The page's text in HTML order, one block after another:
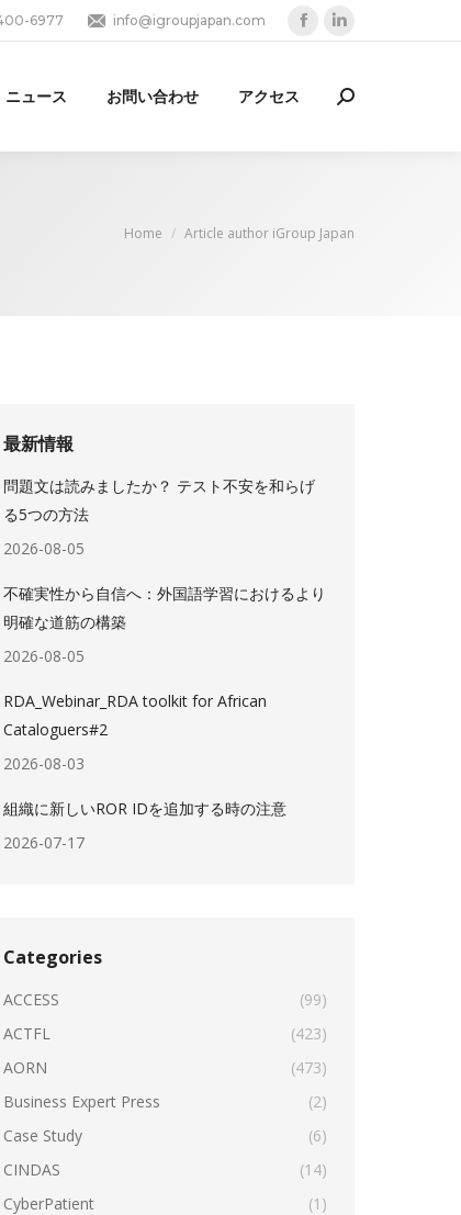
6977 info@igroupjapan.com
opensopens
ニュース お問い合わせ アクセス Search:
You are here:
Home Article author iGroup Japan
最新情報
問題文は読みましたか？ テスト不安を和らげ
る5つの方法
2026-08-05
不確実性から自信へ：外国語学習におけるより
明確な道筋の構築
2026-08-05
RDA_Webinar_RDA toolkit for African
Cataloguers#2
2026-08-03
組織に新しいROR IDを追加する時の注意
2026-07-17
Categories
ACCESS
(99)
ACTFL
(423)
AORN
(473)
Business Expert Press
(2)
Case Study
(6)
CINDAS
(14)
CyberPatient
(1)